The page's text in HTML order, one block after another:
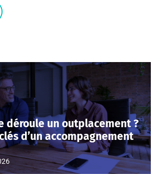
déroule un outplacement ?
d’un accompagnement